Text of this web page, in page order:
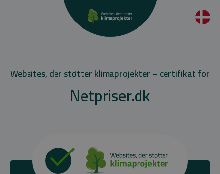
Websites, der støtter klimaprojekter – certifikat for
Netpriser.dk